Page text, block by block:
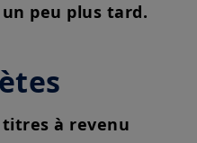
peu plus tard.
à revenu